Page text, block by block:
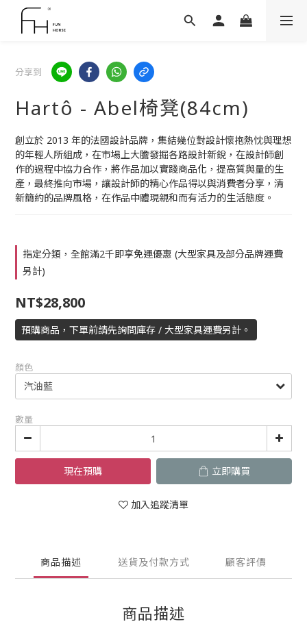
分享到
Hartô - Abel椅凳(84cm)
創立於 2013 年的法國設計品牌，集結幾位對設計懷抱熱忱與理想
的年輕人所組成，在市場上大膽發掘各路設計新銳，在設計師創
作的過程中協力合作，將作品加以實踐商品化，提高質與量的生
產，最終推向市場，讓設計師的精心作品得以與消費者分享，清
新簡約的品牌風格，在作品中體現親和而有活力的生活態度。
指定分類，全館滿2千即享免運優惠 (大型家具及部分品牌運費
另計)
NT$28,800
預購商品，下單前請先詢問庫存 / 大型家具運費另計。
顏色
數量
現在預購 立即購買
加入追蹤清單
商品描述 送貨及付款方式 顧客評價
商品描述